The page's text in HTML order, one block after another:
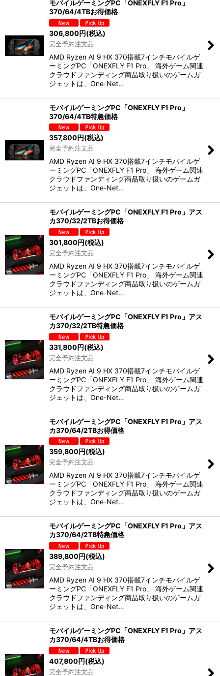
モバイルゲーミングPC「ONEXFLY F1 Pro」
370/64/4TBお得価格
306,800円(税込)
完全予約注文品
AMD Ryzen AI 9 HX 370搭載7インチモバイルゲ
ーミングPC「ONEXFLY F1 Pro」 海外ゲーム関連
クラウドファンディング商品取り扱いのゲームガ
ジェットは、One-Net…
モバイルゲーミングPC「ONEXFLY F1 Pro」
370/64/4TB特急価格
357,800円(税込)
完全予約注文品
AMD Ryzen AI 9 HX 370搭載7インチモバイルゲ
ーミングPC「ONEXFLY F1 Pro」 海外ゲーム関連
クラウドファンディング商品取り扱いのゲームガ
ジェットは、One-Net…
モバイルゲーミングPC「ONEXFLY F1 Pro」アス
カ370/32/2TBお得価格
301,800円(税込)
完全予約注文品
AMD Ryzen AI 9 HX 370搭載7インチモバイルゲ
ーミングPC「ONEXFLY F1 Pro」 海外ゲーム関連
クラウドファンディング商品取り扱いのゲームガ
ジェットは、One-Net…
モバイルゲーミングPC「ONEXFLY F1 Pro」アス
カ370/32/2TB特急価格
331,800円(税込)
完全予約注文品
AMD Ryzen AI 9 HX 370搭載7インチモバイルゲ
ーミングPC「ONEXFLY F1 Pro」 海外ゲーム関連
クラウドファンディング商品取り扱いのゲームガ
ジェットは、One-Net…
モバイルゲーミングPC「ONEXFLY F1 Pro」アス
カ370/64/2TBお得価格
359,800円(税込)
完全予約注文品
AMD Ryzen AI 9 HX 370搭載7インチモバイルゲ
ーミングPC「ONEXFLY F1 Pro」 海外ゲーム関連
クラウドファンディング商品取り扱いのゲームガ
ジェットは、One-Net…
モバイルゲーミングPC「ONEXFLY F1 Pro」アス
カ370/64/2TB特急価格
389,800円(税込)
完全予約注文品
AMD Ryzen AI 9 HX 370搭載7インチモバイルゲ
ーミングPC「ONEXFLY F1 Pro」 海外ゲーム関連
クラウドファンディング商品取り扱いのゲームガ
ジェットは、One-Net…
モバイルゲーミングPC「ONEXFLY F1 Pro」アス
カ370/64/4TBお得価格
407,800円(税込)
完全予約注文品